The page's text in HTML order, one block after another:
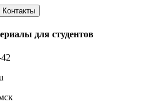
Контакты
для студентов